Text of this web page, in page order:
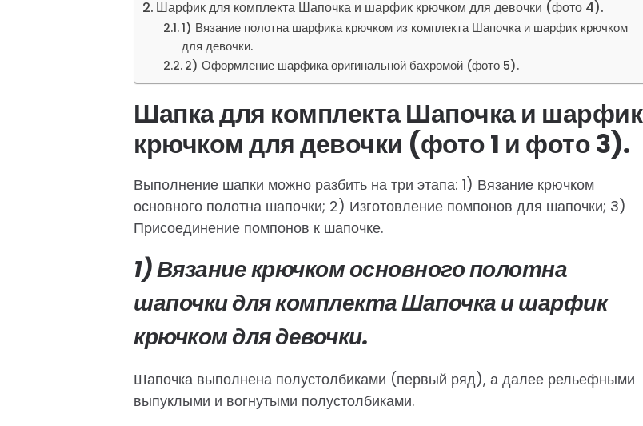
Шарфик для комплекта Шапочка и шарфик крючком для девочки (фото 4).
1) Вязание полотна шарфика крючком из комплекта Шапочка и шарфик крючком
для девочки.
2) Оформление шарфика оригинальной бахромой (фото 5).
Шапка для комплекта Шапочка и шарфик
крючком для девочки (фото 1 и фото 3).
Выполнение шапки можно разбить на три этапа: 1) Вязание крючком
основного полотна шапочки; 2) Изготовление помпонов для шапочки; 3)
Присоединение помпонов к шапочке.
1) Вязание крючком основного полотна
шапочки для комплекта Шапочка и шарфик
крючком для девочки.
Шапочка выполнена полустолбиками (первый ряд), а далее рельефными
выпуклыми и вогнутыми полустолбиками.